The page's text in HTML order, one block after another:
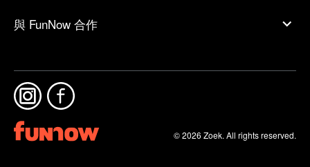
與 FunNow 合作
© 2026 Zoek. All rights reserved.